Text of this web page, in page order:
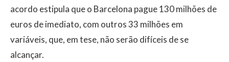
acordo estipula que o Barcelona pague 130 milhões de
euros de imediato, com outros 33 milhões em
variáveis, que, em tese, não serão difíceis de se
alcançar.